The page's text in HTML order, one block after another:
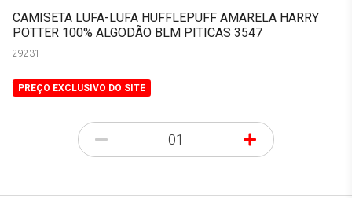
CAMISETA LUFA-LUFA HUFFLEPUFF AMARELA HARRY
POTTER 100% ALGODÃO BLM PITICAS 3547
29231
PREÇO EXCLUSIVO DO SITE
- +